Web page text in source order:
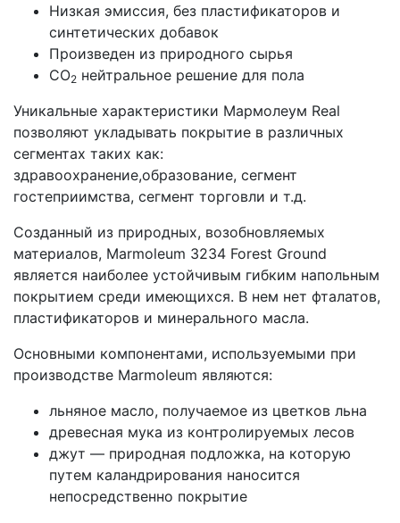
Низкая эмиссия, без пластификаторов и
синтетических добавок
Произведен из природного сырья
CO2 нейтральное решение для пола
Уникальные характеристики Мармолеум Real
позволяют укладывать покрытие в различных
сегментах таких как:
здравоохранение,образование, сегмент
гостеприимства, сегмент торговли и т.д.
Созданный из природных, возобновляемых
материалов, Marmoleum 3234 Forest Ground
является наиболее устойчивым гибким напольным
покрытием среди имеющихся. В нем нет фталатов,
пластификаторов и минерального масла.
Основными компонентами, используемыми при
производстве Marmoleum являются:
льняное масло, получаемое из цветков льна
древесная мука из контролируемых лесов
джут — природная подложка, на которую
путем каландрирования наносится
непосредственно покрытие